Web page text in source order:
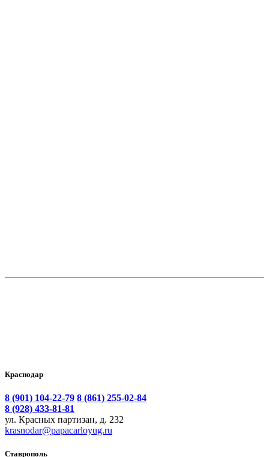
Краснодар
8 (901) 104-22-79 8 (861) 255-02-84
8 (928) 433-81-81
ул. Красных партизан, д. 232
krasnodar@papacarloyug.ru
Ставрополь